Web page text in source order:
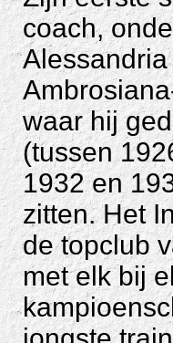
coach,
waar hij
(tussen
1932 en
zitten. Het
de topclub
met elk bij